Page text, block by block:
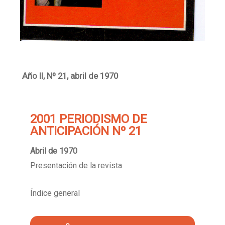
Año II, Nº 21, abril de 1970
2001 PERIODISMO DE
ANTICIPACIÓN Nº 21
Abril de 1970
Presentación de la revista
Índice general